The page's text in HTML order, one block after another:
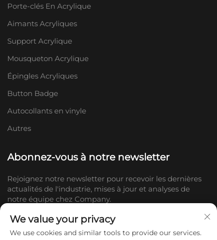
Porte-clés En Acrylique
Aimants Acryliques
Support Acrylique
Mousqueton Acrylique
Épingles Acryliques
Button Badge
Autocollants en vinyle
Autres
Abonnez-vous à notre newsletter
Rejoignez notre newsletter pour recevoir les dernières
actualités de l'industrie, mises à jour et analyses de
notre équipe chez Company.
We value your privacy
We use cookies and similar tools to provide our services.